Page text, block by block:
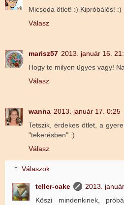
Micsoda ötlet! :) Kipróbálós! :)
Válasz
marisz57 2013. január 16.
Hogy te milyen ügyes vagy!
Válasz
wanna 2013. január 17. 0:25
Tetszik, érdekes ötlet, a
"tekerésben" :)
Válasz
Válaszok
teller-cake
2013.
Köszi mindenkinek,